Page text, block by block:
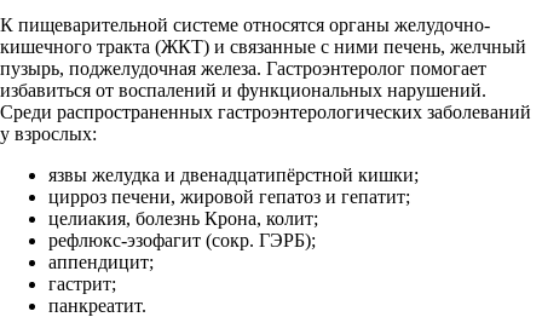
К пищеварительной системе относятся органы желудочно-
кишечного тракта (ЖКТ) и связанные с ними печень, желчный
пузырь, поджелудочная железа. Гастроэнтеролог помогает
избавиться от воспалений и функциональных нарушений.
Среди распространенных гастроэнтерологических заболеваний
у взрослых:
язвы желудка и двенадцатипёрстной кишки;
цирроз печени, жировой гепатоз и гепатит;
целиакия, болезнь Крона, колит;
рефлюкс-эзофагит (сокр. ГЭРБ);
аппендицит;
гастрит;
панкреатит.